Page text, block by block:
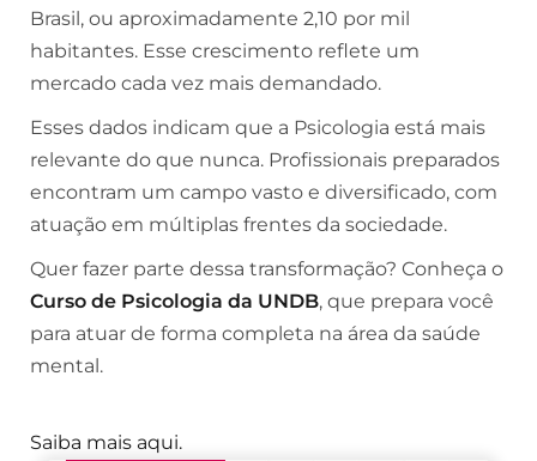
Brasil, ou aproximadamente 2,10 por mil
habitantes. Esse crescimento reflete um
mercado cada vez mais demandado.
Esses dados indicam que a Psicologia está mais
relevante do que nunca. Profissionais preparados
encontram um campo vasto e diversificado, com
atuação em múltiplas frentes da sociedade.
Quer fazer parte dessa transformação? Conheça o
Curso de Psicologia da UNDB, que prepara você
para atuar de forma completa na área da saúde
mental.
Saiba mais aqui.